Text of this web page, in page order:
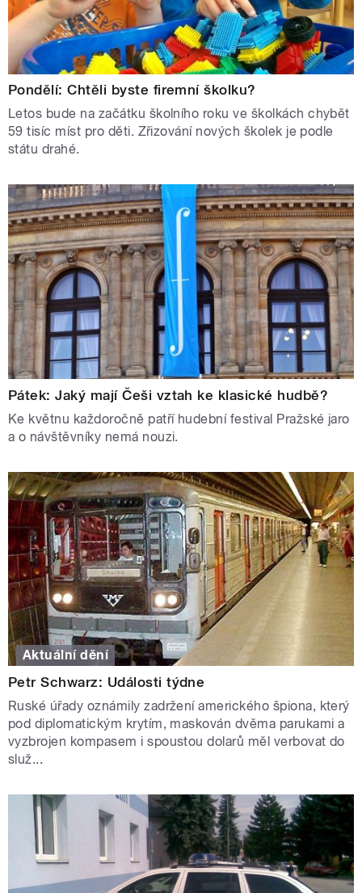
Pondělí: Chtěli byste firemní školku?
Letos bude na začátku školního roku ve školkách chybět
59 tisíc míst pro děti. Zřizování nových školek je podle
státu drahé.
Pátek: Jaký mají Češi vztah ke klasické hudbě?
Ke květnu každoročně patří hudební festival Pražské jaro
a o návštěvníky nemá nouzi.
Aktuální dění
Petr Schwarz: Události týdne
Ruské úřady oznámily zadržení amerického špiona, který
pod diplomatickým krytím, maskován dvěma parukami a
vyzbrojen kompasem i spoustou dolarů měl verbovat do
služ...